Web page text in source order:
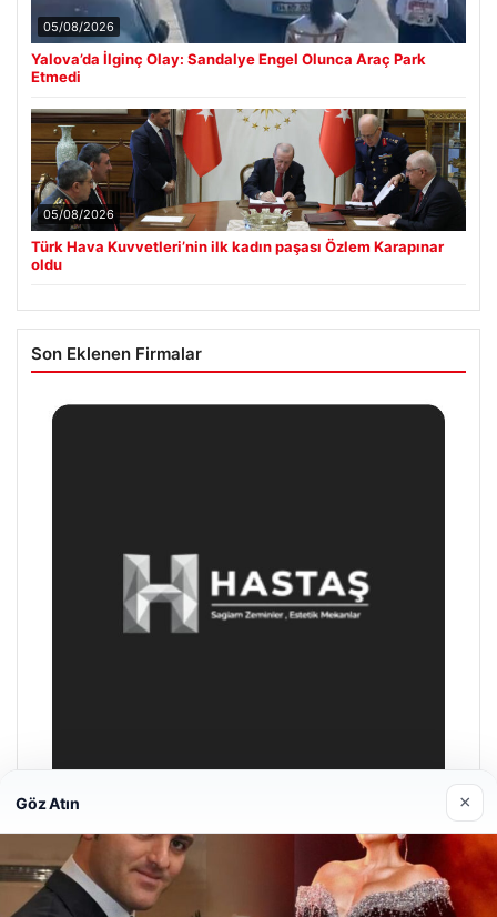
05/08/2026
Yalova’da İlginç Olay: Sandalye Engel Olunca Araç Park
Etmedi
05/08/2026
Türk Hava Kuvvetleri’nin ilk kadın paşası Özlem Karapınar
oldu
Son Eklenen Firmalar
Hastaş Beton
26/05/2026
Göz Atın ×